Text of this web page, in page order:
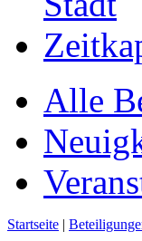
Alle
Startseite |